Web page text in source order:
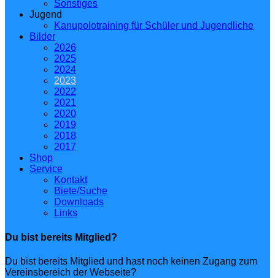
Sonstiges
Jugend
Kanupolotraining für Schüler und Jugendliche
Bilder
2026
2025
2024
2023
2022
2021
2020
2019
2018
2017
Shop
Service
Kontakt
Biete/Suche
Downloads
Links
Du bist bereits Mitglied?
Du bist bereits Mitglied und hast noch keinen Zugang zum
Vereinsbereich der Webseite?